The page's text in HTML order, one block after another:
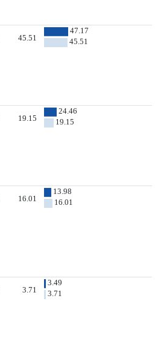
45.51
47.17
45.51
19.15
24.46
19.15
16.01
13.98
16.01
3.71
3.49
3.71